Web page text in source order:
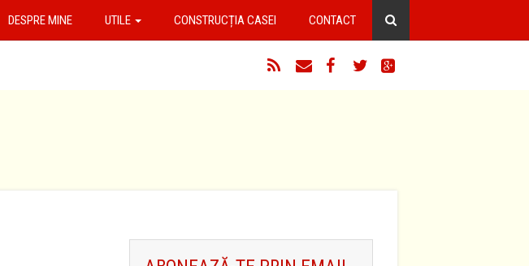
DESPRE MINE UTILE CONSTRUCȚIA CASEI CONTACT